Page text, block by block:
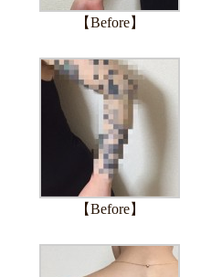
【Before】
【Before】